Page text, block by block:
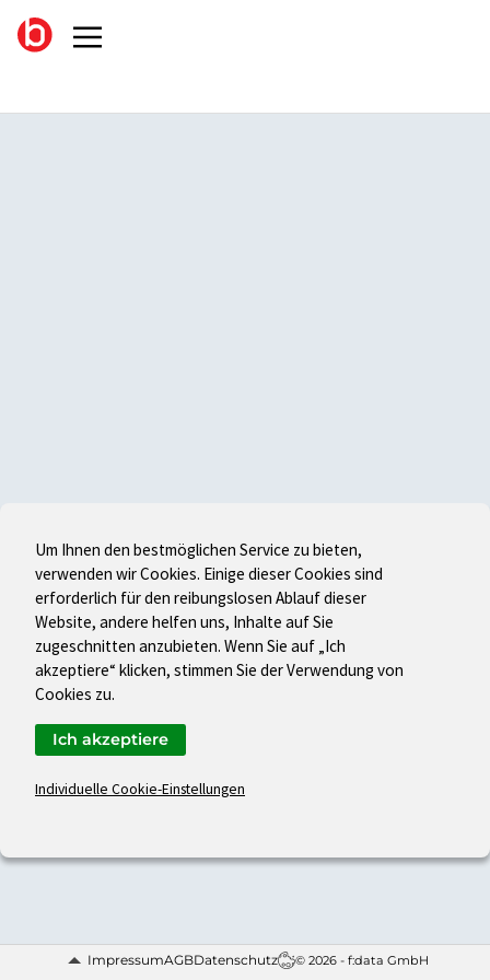
ImpressumAGBDatenschutz © 2026 - f:data GmbH
Um Ihnen den bestmöglichen Service zu bieten,
verwenden wir Cookies. Einige dieser Cookies sind
erforderlich für den reibungslosen Ablauf dieser
Website, andere helfen uns, Inhalte auf Sie
zugeschnitten anzubieten. Wenn Sie auf „Ich
akzeptiere“ klicken, stimmen Sie der Verwendung von
Cookies zu.
Individuelle Cookie-Einstellungen
Ich akzeptiere